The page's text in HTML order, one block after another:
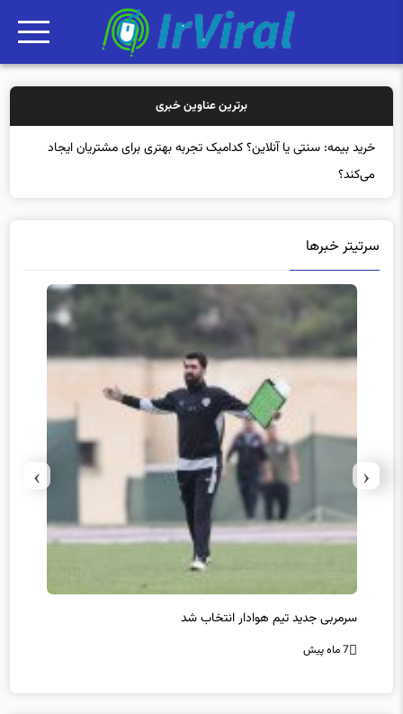
برترین عناوین خبری
خرید بیمه: سنتی یا آنلاین؟ کدامیک تجربه بهتری برای مشتریان ایجاد
می‌کند؟
سرتیتر خبرها
سرمربی جدید تیم هوادار انتخاب شد
7 ماه پیش
‹
›